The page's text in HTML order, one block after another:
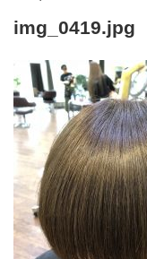
img_0419.jpg